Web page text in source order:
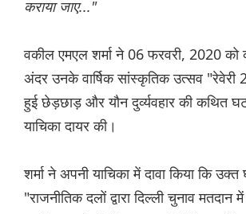
कराया जाए..."
वकील एमएल शर्मा ने 06 फरवरी, 2020
अंदर उनके वार्षिक सांस्कृतिक उत्सव "रेवेरी
हुई छेड़छाड़ और यौन दुर्व्यवहार की कथित
याचिका दायर की।
शर्मा ने अपनी याचिका में दावा किया कि उक्त
"राजनीतिक दलों द्वारा दिल्ली चुनाव